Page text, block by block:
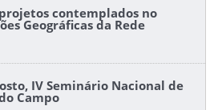
contemplados no
Geográficas da Rede
IV Seminário Nacional de
Campo